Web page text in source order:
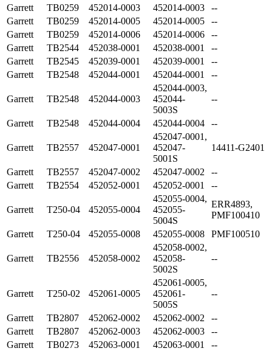
Garrett
TB0259 452014-0003 452014-0003
--
Garrett
TB0259 452014-0005 452014-0005
--
Garrett
TB0259 452014-0006 452014-0006
--
Garrett
TB2544 452038-0001 452038-0001
--
Garrett
TB2545 452039-0001 452039-0001
--
Garrett
TB2548 452044-0001 452044-0001 --
Garrett TB2548 452044-0003
452044-0003,
452044-
5003S
--
Garrett TB2548 452044-0004 452044-0004 --
Garrett TB2557 452047-0001
452047-0001,
452047-
5001S
14411-G2401
Garrett TB2557 452047-0002 452047-0002
--
Garrett
TB2554 452052-0001 452052-0001 --
Garrett T250-04 452055-0004
452055-0004,
452055-
5004S
ERR4893,
PMF100410
Garrett
T250-04 452055-0008 452055-0008 PMF100510
Garrett TB2556 452058-0002
452058-0002,
452058-
5002S
--
Garrett T250-02 452061-0005
452061-0005,
452061-
5005S
--
Garrett TB2807 452062-0002 452062-0002
--
Garrett
TB2807 452062-0003 452062-0003
--
Garrett
TB0273 452063-0001 452063-0001 --